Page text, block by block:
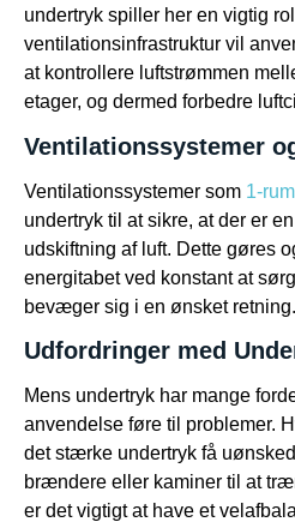
undertryk spiller her en vigtig
ventilationsinfrastruktur vil
at kontrollere luftstrømmen
etager, og dermed forbedre
Ventilationssystemer
Ventilationssystemer som 1-
undertryk til at sikre, at der er
udskiftning af luft. Dette gøres
energitabet ved konstant at
bevæger sig i en ønsket retning.
Udfordringer med
Mens undertryk har mange
anvendelse føre til problemer.
det stærke undertryk få
brændere eller kaminer til at
er det vigtigt at have et